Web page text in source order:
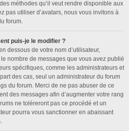
méthodes qu’il veut rendre disponible aux
pas utiliser d’avatars, nous vous invitons à
forum.
puis-je le modifier ?
dessous de votre nom d’utilisateur,
nombre de messages que vous avez publié
spécifiques, comme les administrateurs et
des cas, seul un administrateur du forum
du forum. Merci de ne pas abuser de ce
des messages afin d’augmenter votre rang
ne toléreront pas ce procédé et un
pourra vous sanctionner en abaissant